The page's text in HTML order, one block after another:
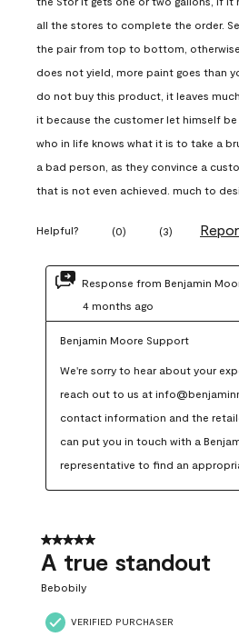
all the stores to complete the order.
the pair from top to bottom,
does not yield, more paint goes than
do not buy this product, it leaves
it because the customer let himself
who in life knows what it is to take a
a bad person, as they convince a
that is not even achieved. much to
Helpful? (0) (3)
Response from Benjamin
4 months ago
Benjamin Moore Support
We're sorry to hear about your
reach out to us at
contact information and the
can put you in touch with a
representative to find an
5 out of 5 stars.
A true standout
Bebobily
VERIFIED PURCHASER